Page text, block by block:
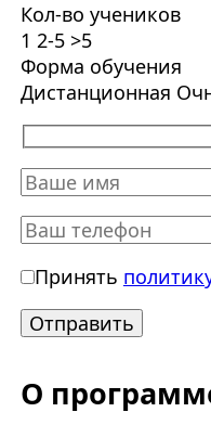
Кол-во учеников
1 2-5 >5
Форма обучения
Дистанционная
Принять
О